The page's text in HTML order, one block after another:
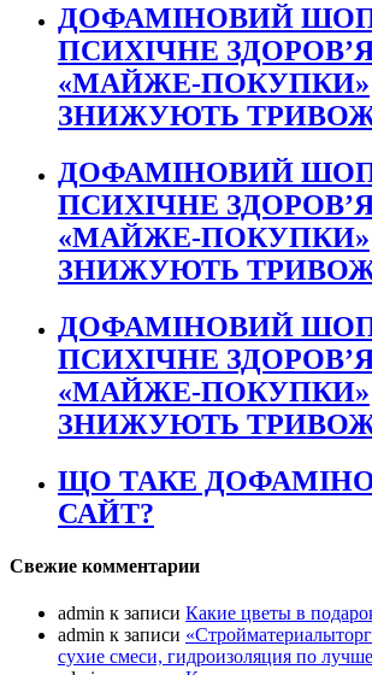
ДОФАМІНОВИЙ
ПСИХІЧНЕ
«МАЙЖЕ-ПОКУПКИ»
ЗНИЖУЮТЬ
ДОФАМІНОВИЙ
ПСИХІЧНЕ
«МАЙЖЕ-ПОКУПКИ»
ЗНИЖУЮТЬ
ДОФАМІНОВИЙ
ПСИХІЧНЕ
«МАЙЖЕ-ПОКУПКИ»
ЗНИЖУЮТЬ
ЩО ТАКЕ
САЙТ?
Свежие комментарии
admin к записи Какие цветы в
admin к записи
сухие смеси, гидроизоляция по